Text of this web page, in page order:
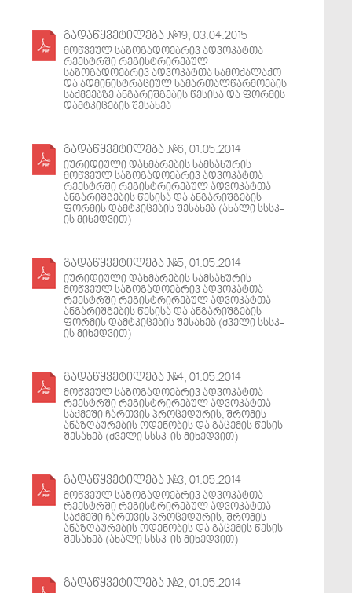
გადაწყვეტილება #19, 03.04.2015
მოწვეულ საზოგადოებრივ ადვოკატთა
რეესტრში რეგისტრირებულ
საზოგადოებრივ ადვოკატთა სამოქალაქო
და ადმინისტრაციულ სამართალწარმოების
საქმეებზე ანგარიშგების წესისა და ფორმის
დამტკიცების შესახებ
გადაწყვეტილება #6, 01.05.2014
იურიდიული დახმარების სამსახურის
მოწვეულ საზოგადოებრივ ადვოკატთა
რეესტრში რეგისტრირებულ ადვოკატთა
ანგარიშგების წესისა და ანგარიშგების
ფორმის დამტკიცების შესახებ (ახალი სსსკ-
ის მიხედვით)
გადაწყვეტილება #5, 01.05.2014
იურიდიული დახმარების სამსახურის
მოწვეულ საზოგადოებრივ ადვოკატთა
რეესტრში რეგისტრირებულ ადვოკატთა
ანგარიშგების წესისა და ანგარიშგების
ფორმის დამტკიცების შესახებ (ძველი სსსკ-
ის მიხედვით)
გადაწყვეტილება #4, 01.05.2014
მოწვეულ საზოგადოებრივ ადვოკატთა
რეესტრში რეგისტრირებულ ადვოკატთა
საქმეში ჩართვის პროცედურის, შრომის
ანაზღაურების ოდენობის და გაცემის წესის
შესახებ (ძველი სსსკ-ის მიხედვით)
გადაწყვეტილება #3, 01.05.2014
მოწვეულ საზოგადოებრივ ადვოკატთა
რეესტრში რეგისტრირებულ ადვოკატთა
საქმეში ჩართვის პროცედურის, შრომის
ანაზღაურების ოდენობის და გაცემის წესის
შესახებ (ახალი სსსკ-ის მიხედვით)
გადაწყვეტილება #2, 01.05.2014